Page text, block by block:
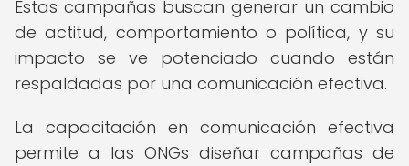
Estas campañas buscan generar un cambio
de actitud, comportamiento o política, y su
impacto se ve potenciado cuando están
respaldadas por una comunicación efectiva.
La capacitación en comunicación efectiva
permite a las ONGs diseñar campañas de